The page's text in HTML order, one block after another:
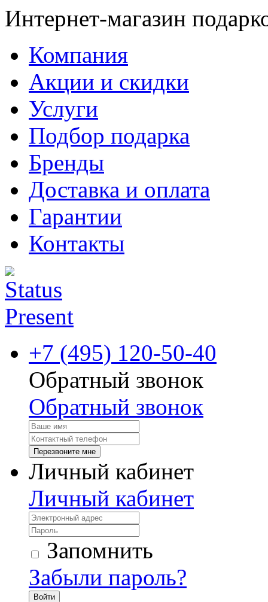
Интернет-магазин
Компания
Акции и скидки
Услуги
Подбор подарка
Бренды
Доставка и оплата
Гарантии
Контакты
+7 (495) 120-50-40
Обратный звонок
Обратный звонок
Перезвоните мне
Личный кабинет
Личный кабинет
Запомнить
Забыли пароль?
Войти